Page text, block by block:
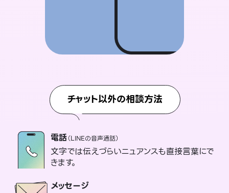
チャット以外の相談方法
電話（LINEの音声通話）
文字では伝えづらいニュアンスも直接言葉にで
きます。
メッセージ